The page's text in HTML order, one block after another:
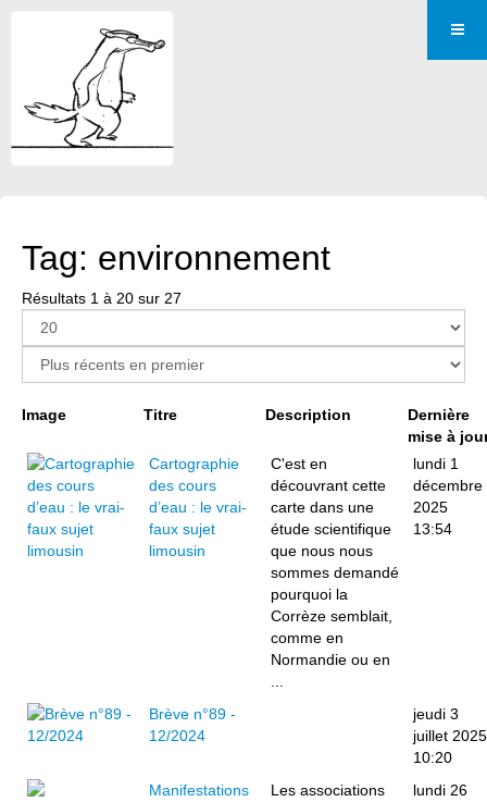
Tag: environnement
Résultats 1 à 20 sur 27
Image Titre Description
Dernière
mise à
Cartographie
des cours
d’eau : le vrai-
faux sujet
limousin
C'est en
découvrant cette
carte dans une
étude scientifique
que nous nous
sommes demandé
pourquoi la
Corrèze semblait,
comme en
Normandie ou en
lundi 1
décembre
2025
13:54
Brève n°89 -
12/2024
jeudi 3
juillet 2025
10:20
Manifestations
Les associations
lundi 26